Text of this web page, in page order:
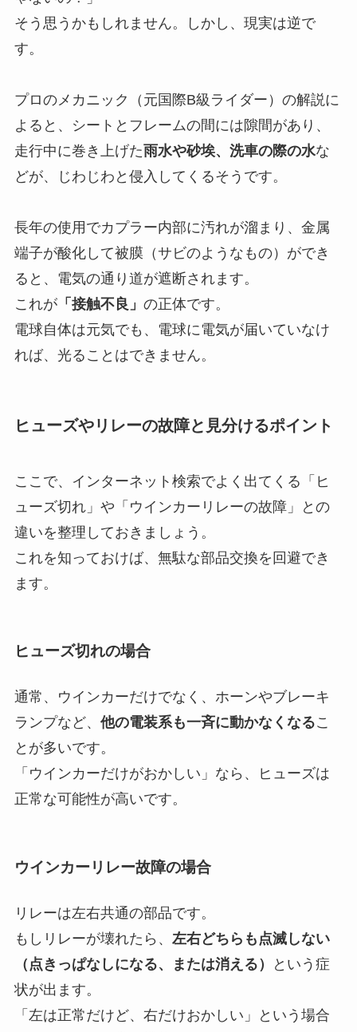
そう思うかもしれません。しかし、現実は逆で
す。
プロのメカニック（元国際B級ライダー）の解説に
よると、シートとフレームの間には隙間があり、
走行中に巻き上げた雨水や砂埃、洗車の際の水な
どが、じわじわと侵入してくるそうです。
長年の使用でカプラー内部に汚れが溜まり、金属
端子が酸化して被膜（サビのようなもの）ができ
ると、電気の通り道が遮断されます。
これが「接触不良」 の正体です。
電球自体は元気でも、電球に電気が届いていなけ
れば、光ることはできません。
ヒューズやリレーの故障と見分けるポイント
ここで、インターネット検索でよく出てくる「ヒ
ューズ切れ」や「ウインカーリレーの故障」との
違いを整理しておきましょう。
これを知っておけば、無駄な部品交換を回避でき
ます。
ヒューズ切れの場合
通常、ウインカーだけでなく、ホーンやブレーキ
ランプなど、 他の電装系も一斉に動かなくなるこ
とが多いです。
「ウインカーだけがおかしい」なら、ヒューズは
正常な可能性が高いです。
ウインカーリレー故障の場合
リレーは左右共通の部品です。
もしリレーが壊れたら、 左右どちらも点滅しない
（点きっぱなしになる、または消える）
という症
状が出ます。
「左は正常だけど、右だけおかしい」という場合